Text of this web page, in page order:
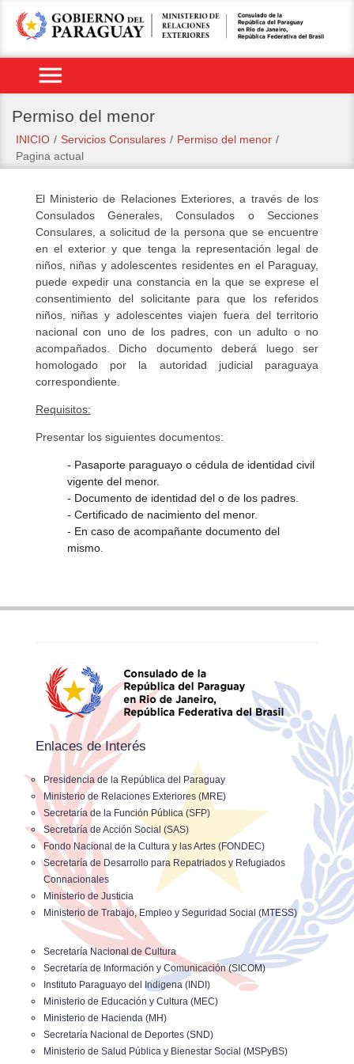
menu
Permiso del menor
INICIO / Servicios Consulares / Permiso del menor /
Pagina actual
El Ministerio de Relaciones Exteriores, a través de los
Consulados Generales, Consulados o Secciones
Consulares, a solicitud de la persona que se encuentre
en el exterior y que tenga la representación legal de
niños, niñas y adolescentes residentes en el Paraguay,
puede expedir una constancia en la que se exprese el
consentimiento del solicitante para que los referidos
niños, niñas y adolescentes viajen fuera del territorio
nacional con uno de los padres, con un adulto o no
acompañados. Dicho documento deberá luego ser
homologado por la autoridad judicial paraguaya
correspondiente.
Requisitos:
Presentar los siguientes documentos:
- Pasaporte paraguayo o cédula de identidad civil
vigente del menor.
- Documento de identidad del o de los padres.
- Certificado de nacimiento del menor.
- En caso de acompañante documento del
mismo.
Enlaces de Interés
Presidencia de la República del Paraguay
Ministerio de Relaciones Exteriores (MRE)
Secretaría de la Función Pública (SFP)
Secretaría de Acción Social (SAS)
Fondo Nacional de la Cultura y las Artes (FONDEC)
Secretaría de Desarrollo para Repatriados y Refugiados
Connacionales
Ministerio de Justicia
Ministerio de Trabajo, Empleo y Seguridad Social (MTESS)
Secretaría Nacional de Cultura
Secretaría de Información y Comunicación (SICOM)
Instituto Paraguayo del Indigena (INDI)
Ministerio de Educación y Cultura (MEC)
Ministerio de Hacienda (MH)
Secretaría Nacional de Deportes (SND)
Ministerio de Salud Pública y Bienestar Social (MSPyBS)